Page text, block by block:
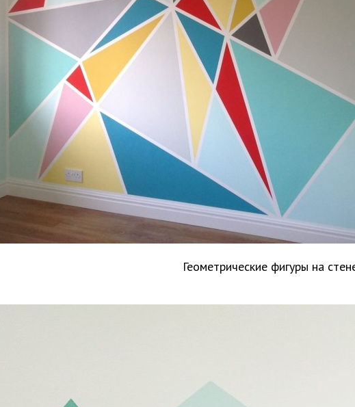
Геометрические фигуры на